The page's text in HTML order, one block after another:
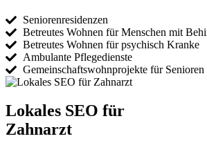
Seniorenresidenzen
Betreutes Wohnen für Menschen mit
Betreutes Wohnen für psychisch Kranke
Ambulante Pflegedienste
Gemeinschaftswohnprojekte für Senioren
Lokales SEO für
Zahnarzt